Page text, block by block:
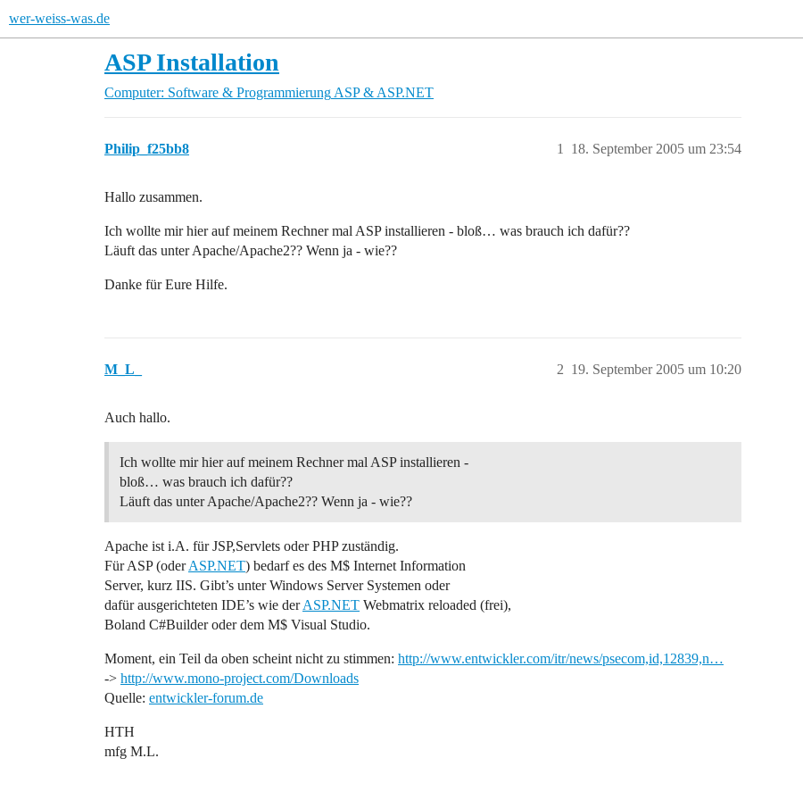
wer-weiss-was.de
ASP Installation
Computer: Software & Programmierung ASP & ASP.NET
Philip_f25bb8 18. September 2005 um 23:54
1
Hallo zusammen.
Ich wollte mir hier auf meinem Rechner mal ASP installieren - bloß… was brauch ich dafür??
Läuft das unter Apache/Apache2?? Wenn ja - wie??
Danke für Eure Hilfe.
M_L_ 19. September 2005 um 10:20
2
Auch hallo.
Ich wollte mir hier auf meinem Rechner mal ASP installieren -
bloß… was brauch ich dafür??
Läuft das unter Apache/Apache2?? Wenn ja - wie??
Apache ist i.A. für JSP,Servlets oder PHP zuständig.
Für ASP (oderASP.NET) bedarf es des M$ Internet Information
Server, kurz IIS. Gibt’s unter Windows Server Systemen oder
dafür ausgerichteten IDE’s wie derASP.NET Webmatrix reloaded (frei),
Boland C#Builder oder dem M$ Visual Studio.
Moment, ein Teil da oben scheint nicht zu stimmen: http://www.entwickler.com/itr/news/psecom,id,12839,n…
-> http://www.mono-project.com/Downloads
Quelle: entwickler-forum.de
HTH
mfg M.L.